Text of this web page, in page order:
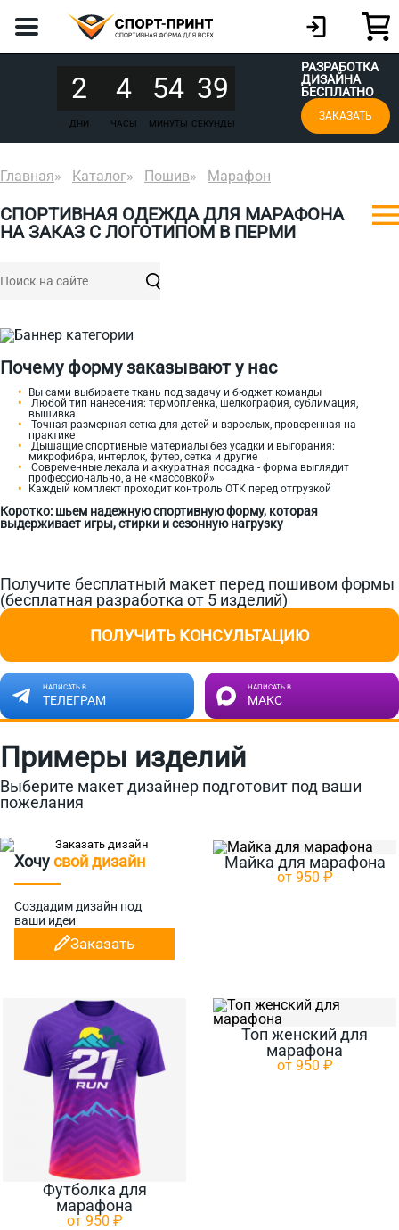
2
ДНИ
4
ЧАСЫ
54
МИНУТЫ
39
СЕКУНДЫ
РАЗРАБОТКА
ДИЗАЙНА
БЕСПЛАТНО
ЗАКАЗАТЬ
Главная Каталог Пошив Марафон
СПОРТИВНАЯ ОДЕЖДА ДЛЯ МАРАФОНА
НА ЗАКАЗ С ЛОГОТИПОМ В ПЕРМИ
Почему форму заказывают у нас
Вы сами выбираете ткань под задачу и бюджет команды
Любой тип нанесения: термопленка, шелкография, сублимация,
вышивка
Точная размерная сетка для детей и взрослых, проверенная на
практике
Дышащие спортивные материалы без усадки и выгорания:
микрофибра, интерлок, футер, сетка и другие
Современные лекала и аккуратная посадка - форма выглядит
профессионально, а не «массовкой»
Каждый комплект проходит контроль ОТК перед отгрузкой
Коротко: шьем надежную спортивную форму, которая
выдерживает игры, стирки и сезонную нагрузку
Получите бесплатный макет перед пошивом формы
(бесплатная разработка от 5 изделий)
ПОЛУЧИТЬ КОНСУЛЬТАЦИЮ
НАПИСАТЬ В
ТЕЛЕГРАМ
НАПИСАТЬ В
МАКС
Примеры изделий
Выберите макет дизайнер подготовит под ваши
пожелания
Хочусвой дизайн
Создадим дизайн под
ваши идеи
Заказать
Майка для марафона
от 950 ₽
Футболка для
марафона
от 950 ₽
Топ женский для
марафона
от 950 ₽